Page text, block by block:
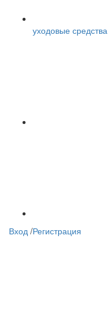
уходовые средства
Вход /Регистрация